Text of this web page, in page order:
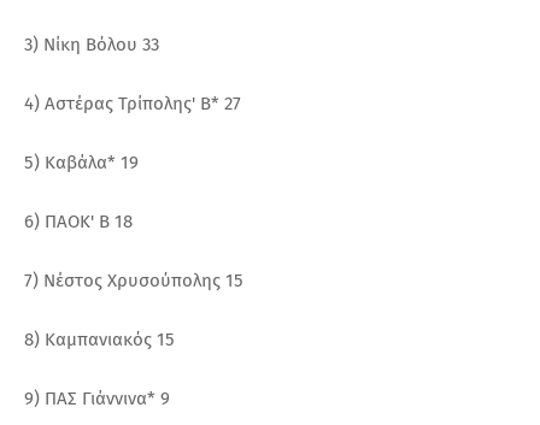
3) Νίκη Βόλου 33
4) Αστέρας Τρίπολης' Β* 27
5) Καβάλα* 19
6) ΠΑΟΚ' Β 18
7) Νέστος Χρυσούπολης 15
8) Καμπανιακός 15
9) ΠΑΣ Γιάννινα* 9